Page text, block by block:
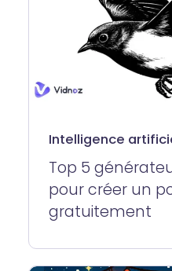
Intelligence
Top 5
pour créer un
gratuitement